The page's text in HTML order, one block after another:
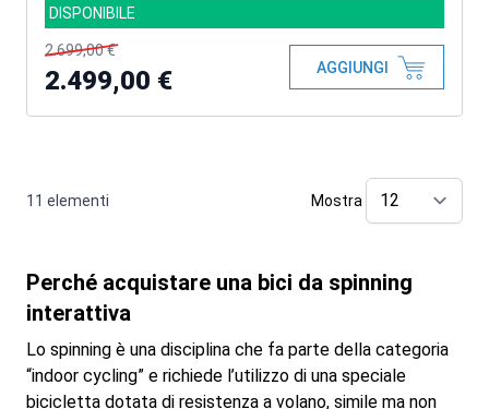
DISPONIBILE
2.699,00 €
2.499,00 € AGGIUNGI
11 elementi Mostra
Perché acquistare una bici da spinning
interattiva
Lo spinning è una disciplina che fa parte della categoria
“indoor cycling” e richiede l’utilizzo di una speciale
bicicletta dotata di resistenza a volano, simile ma non